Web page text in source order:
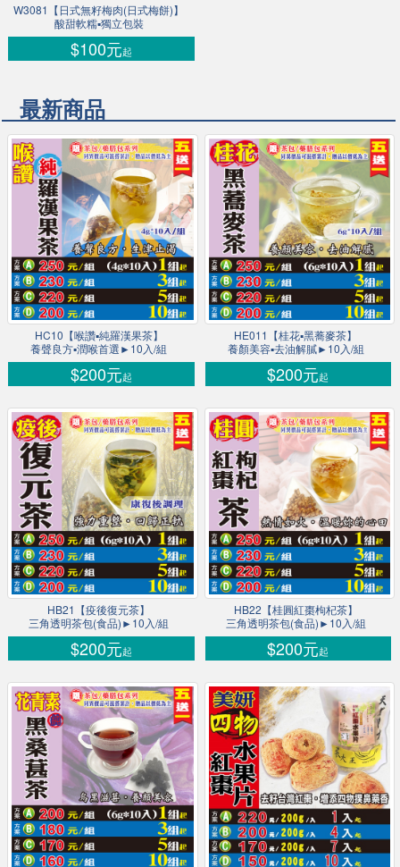
W3081【日式無籽梅肉(日式梅餅)】
酸甜軟糯▪獨立包裝
$100元起
最新商品
HC10【喉讚▪純羅漢果茶】
養聲良方▪潤喉首選►10入/組
$200元起
HE011【桂花▪黑蕎麥茶】
養顏美容▪去油解膩►10入/組
$200元起
HB21【疫後復元茶】
三角透明茶包(食品)►10入/組
$200元起
HB22【桂圓紅棗枸杞茶】
三角透明茶包(食品)►10入/組
$200元起